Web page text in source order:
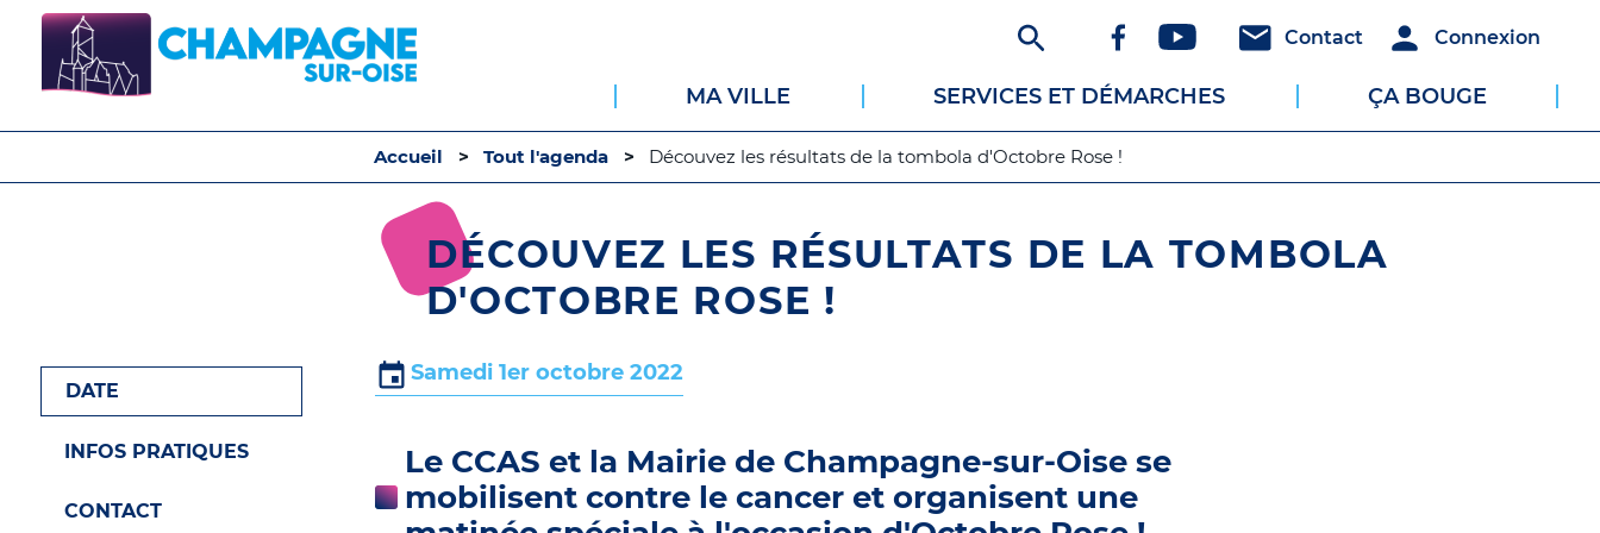
principal
Header
Connexion
Connexion
Header
Communication
Contact
Réseaux
sociaux
MA VILLE SERVICES ET DÉMARCHES ÇA BOUGE
Accueil Tout l'agenda Découvez les résultats de la tombola d'Octobre Rose !
DÉCOUVEZ LES RÉSULTATS DE LA TOMBOLA
D'OCTOBRE ROSE !
DATE
INFOS PRATIQUES
CONTACT
Samedi 1er octobre 2022
Le CCAS et la Mairie de Champagne-sur-Oise se
mobilisent contre le cancer et organisent une